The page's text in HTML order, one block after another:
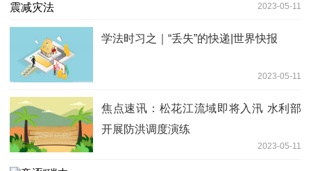
2023-05-11
学法时习之｜“丢失”的快递|世界快报
2023-05-11
焦点速讯：松花江流域即将入汛 水利部
开展防洪调度演练
2023-05-11